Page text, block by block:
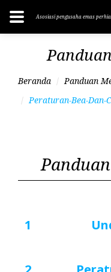
Asosiasi pengusaha emas
Beranda Panduan
Peraturan-Bea-Dan-
1